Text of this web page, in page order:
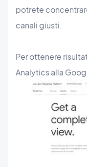
potrete
canali giusti.
Per ottenere
Analytics alla